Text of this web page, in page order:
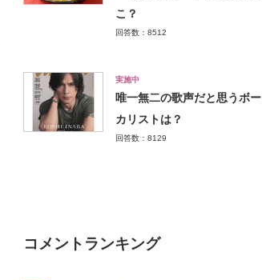
こ？
回答数：8512
実施中
唯一無二の歌声だと思うボー
カリストは？
回答数：8129
コメントランキング